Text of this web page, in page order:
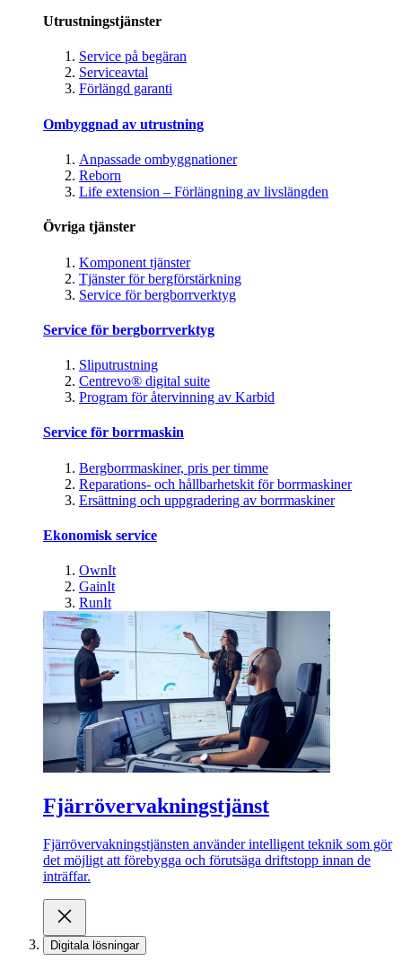
Utrustningstjänster
Service på begäran
Serviceavtal
Förlängd garanti
Ombyggnad av utrustning
Anpassade ombyggnationer
Reborn
Life extension – Förlängning av livslängden
Övriga tjänster
Komponent tjänster
Tjänster för bergförstärkning
Service för bergborrverktyg
Service för bergborrverktyg
Sliputrustning
Centrevo® digital suite
Program för återvinning av Karbid
Service för borrmaskin
Bergborrmaskiner, pris per timme
Reparations- och hållbarhetskit för borrmaskiner
Ersättning och uppgradering av borrmaskiner
Ekonomisk service
OwnIt
GainIt
RunIt
Fjärrövervakningstjänst
Fjärrövervakningstjänsten använder intelligent teknik som gör
det möjligt att förebygga och förutsäga driftstopp innan de
inträffar.
Digitala lösningar